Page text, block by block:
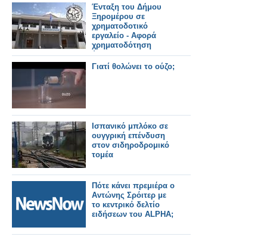
Ένταξη του Δήμου
Ξηρομέρου σε
χρηματοδοτικό
εργαλείο - Αφορά
χρηματοδότηση
ύψους 199.872,04 €
για «Αποκατάσταση
Γιατί θολώνει το ούζο;
Ισπανικό μπλόκο σε
ουγγρική επένδυση
στον σιδηροδρομικό
τομέα
Πότε κάνει πρεμιέρα ο
Αντώνης Σρόιτερ με
το κεντρικό δελτίο
ειδήσεων του ALPHA;